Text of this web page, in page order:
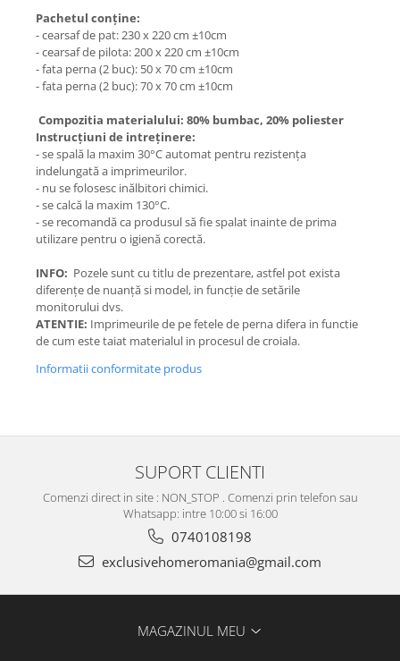
Pachetul conține:
- cearsaf de pat: 230 x 220 cm ±10cm
- cearsaf de pilota: 200 x 220 cm ±10cm
- fata perna (2 buc): 50 x 70 cm ±10cm
- fata perna (2 buc): 70 x 70 cm ±10cm
Compozitia materialului: 80% bumbac, 20% poliester
Instrucțiuni de intreținere:
- se spală la maxim 30°C automat pentru rezistența
indelungată a imprimeurilor.
- nu se folosesc inălbitori chimici.
- se calcă la maxim 130°C.
- se recomandă ca produsul să fie spalat inainte de prima
utilizare pentru o igienă corectă.
INFO: Pozele sunt cu titlu de prezentare, astfel pot exista
diferențe de nuanță si model, in funcție de setările
monitorului dvs.
ATENTIE: Imprimeurile de pe fetele de perna difera in functie
de cum este taiat materialul in procesul de croiala.
Informatii conformitate produs
SUPORT CLIENTI
Comenzi direct in site : NON_STOP . Comenzi prin telefon sau
Whatsapp: intre 10:00 si 16:00
0740108198
exclusivehomeromania@gmail.com
MAGAZINUL MEU